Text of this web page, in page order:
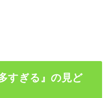
すぎる』の見ど